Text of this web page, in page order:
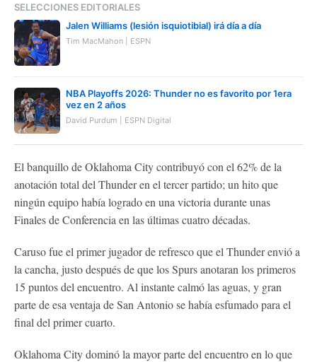
SELECCIONES EDITORIALES
Jalen Williams (lesión isquiotibial) irá día a día
Tim MacMahon | ESPN
NBA Playoffs 2026: Thunder no es favorito por 1era
vez en 2 años
David Purdum | ESPN Digital
El banquillo de Oklahoma City contribuyó con el 62% de la
anotación total del Thunder en el tercer partido; un hito que
ningún equipo había logrado en una victoria durante unas
Finales de Conferencia en las últimas cuatro décadas.
Caruso fue el primer jugador de refresco que el Thunder envió a
la cancha, justo después de que los Spurs anotaran los primeros
15 puntos del encuentro. Al instante calmó las aguas, y gran
parte de esa ventaja de San Antonio se había esfumado para el
final del primer cuarto.
Oklahoma City dominó la mayor parte del encuentro en lo que